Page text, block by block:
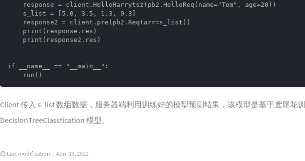
    response = client.HelloHarrytsz(pb2.HelloReq(name="Tom", age=20))
    s_list = [5.0, 3.5, 1.3, 0.3]
    response2 = client.pre(pb2.Req(arr=s_list))
    print(response.res)
    print(response2.res)
if __name__ == "__main__":
    run()
Client 传入 s_list 数组数据，服务器端利用训练好的模型预测结果，该模型是基于鸢尾花
DecisionTreeClassfication 模型。
Last modification：April 13, 2022